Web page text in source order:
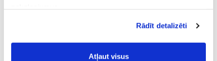
Vispārīgiem vietnes lietošanas
noteikumiem(saīsināti - VVLN).
Rādīt detalizēti
Atļaut visus